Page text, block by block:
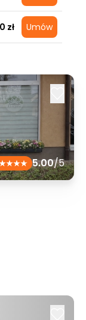
zł Umów
5.00/5